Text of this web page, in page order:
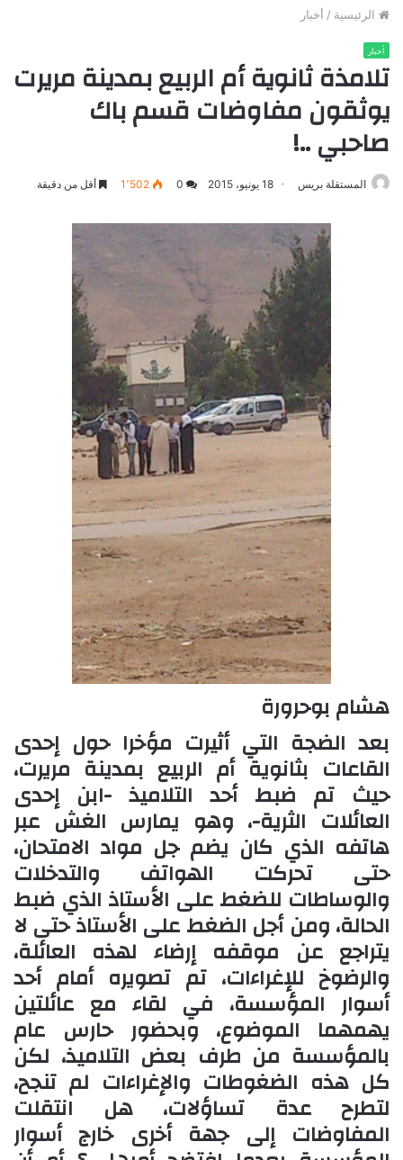
الرئيسية / أخبار
أخبار
تلامذة ثانوية أم الربيع بمدينة مريرت
يوثقون مفاوضات قسم باك
صاحبي ..!
المستقلة بريس 18 يونيو، 2015 0 1٬502 أقل من دقيقة
هشام بوحرورة
بعد الضجة التي أثيرت مؤخرا حول إحدى
القاعات بثانوية أم الربيع بمدينة مريرت،
حيث تم ضبط أحد التلاميذ -ابن إحدى
العائلات الثرية-، وهو يمارس الغش عبر
هاتفه الذي كان يضم جل مواد الامتحان،
حتى تحركت الهواتف والتدخلات
والوساطات للضغط على الأستاذ الذي ضبط
الحالة، ومن أجل الضغط على الأستاذ حتى لا
يتراجع عن موقفه إرضاء لهذه العائلة،
والرضوخ للإغراءات، تم تصويره أمام أحد
أسوار المؤسسة، في لقاء مع عائلتين
يهمهما الموضوع، وبحضور حارس عام
بالمؤسسة من طرف بعض التلاميذ، لكن
كل هذه الضغوطات والإغراءات لم تنجح،
لتطرح عدة تساؤلات، هل انتقلت
المفاوضات إلى جهة أخرى خارج أسوار